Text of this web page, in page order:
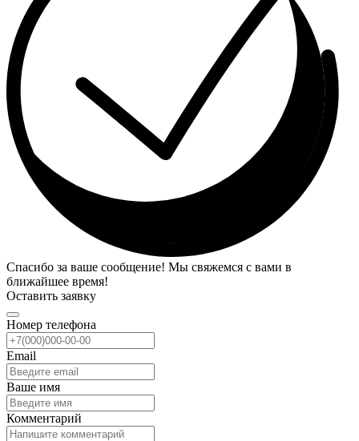
Спасибо за ваше сообщение! Мы свяжемся с вами в
ближайшее время!
Оставить заявку
Номер телефона
Email
Ваше имя
Комментарий